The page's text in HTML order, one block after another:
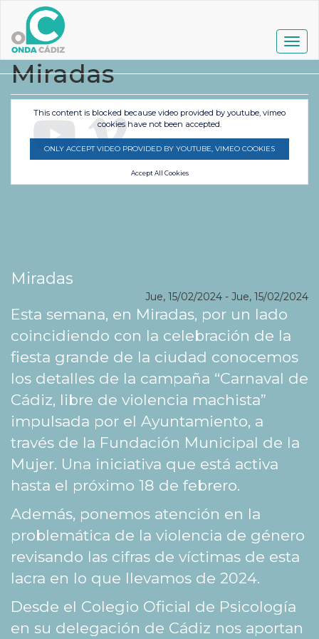
contenido
principal
Miradas
This content is blocked because video provided by youtube, vimeo
cookies have not been accepted.
ONLY ACCEPT VIDEO PROVIDED BY YOUTUBE, VIMEO COOKIES
Accept All Cookies
Miradas
Jue, 15/02/2024 - Jue, 15/02/2024
Esta semana, en Miradas, por un lado
coincidiendo con la celebración de la
fiesta grande de la ciudad conocemos
los detalles de la campaña “Carnaval de
Cádiz, libre de violencia machista”
impulsada por el Ayuntamiento, a
través de la Fundación Municipal de la
Mujer. Una iniciativa que está activa
hasta el próximo 18 de febrero.
Además, ponemos atención en la
problemática de la violencia de género
revisando las cifras de víctimas de esta
lacra en lo que llevamos de 2024.
Desde el Colegio Oficial de Psicología
en su delegación de Cádiz nos aportan